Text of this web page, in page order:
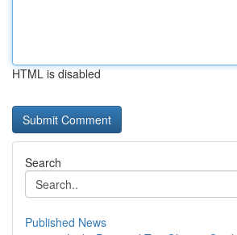
HTML is disabled
Search
Published News